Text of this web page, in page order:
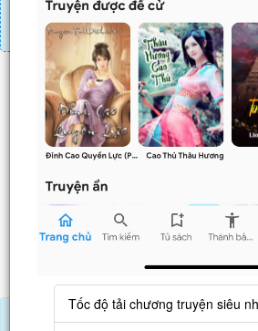
Ví dụ bạn đang ở chương 100 và
101,102,103sẽ không phải ấn mua.
Trước Sau
Nạp Lịch Thạch
Tốc độ tải chương truyện siêu